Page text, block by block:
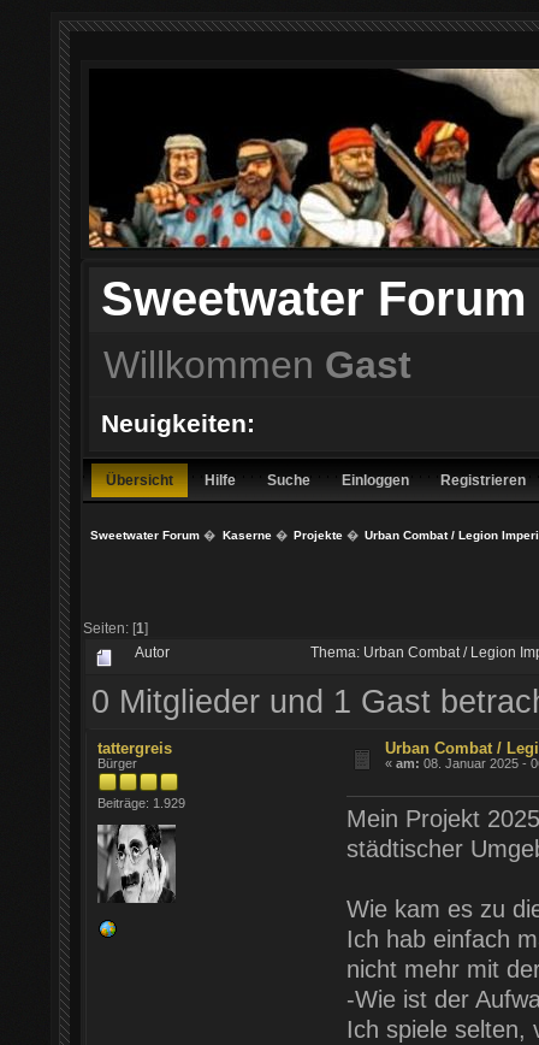
Sweetwater Forum
Willkommen Gast
Neuigkeiten:
Übersicht Hilfe Suche Einloggen Registrieren
Sweetwater Forum � Kaserne� Projekte� Urban Combat / Legion
Seiten: [1]
Autor Thema: Urban Combat / Legion
0 Mitglieder und 1 Gast
tattergreis
Bürger
Beiträge: 1.929
Urban Combat /
«am: 08. Januar 2025 -
Mein Projekt
städtischer
Wie kam es zu
Ich hab einfach
nicht mehr mit
-Wie ist der
Ich spiele selten,